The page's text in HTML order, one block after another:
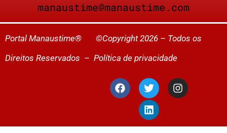
manaustime@manaustime.com
Portal Manaustime® ©Copyright 2026 – Todos os
Direitos Reservados – Política de privacidade